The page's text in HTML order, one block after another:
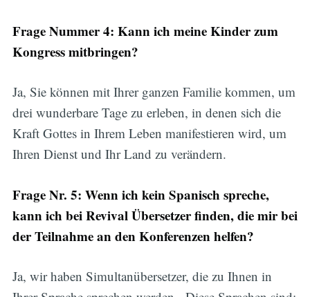
Frage Nummer 4: Kann ich meine Kinder zum
Kongress mitbringen?
Ja, Sie können mit Ihrer ganzen Familie kommen, um
drei wunderbare Tage zu erleben, in denen sich die
Kraft Gottes in Ihrem Leben manifestieren wird, um
Ihren Dienst und Ihr Land zu verändern.
Frage Nr. 5: Wenn ich kein Spanisch spreche,
kann ich bei Revival Übersetzer finden, die mir bei
der Teilnahme an den Konferenzen helfen?
Ja, wir haben Simultanübersetzer, die zu Ihnen in